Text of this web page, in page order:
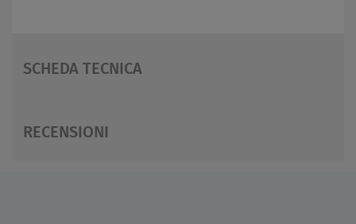
SCHEDA TECNICA
RECENSIONI